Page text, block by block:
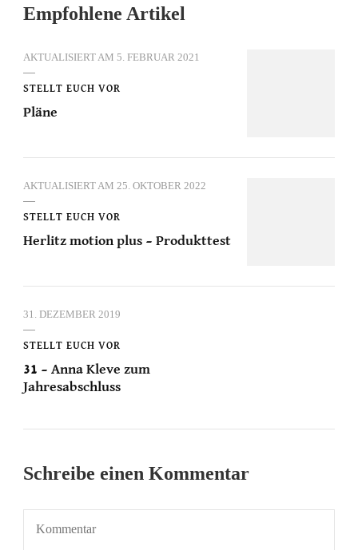
Empfohlene Artikel
AKTUALISIERT AM 5. FEBRUAR 2021
STELLT EUCH VOR
Pläne
AKTUALISIERT AM 25. OKTOBER 2022
STELLT EUCH VOR
Herlitz motion plus – Produkttest
31. DEZEMBER 2019
STELLT EUCH VOR
31 – Anna Kleve zum
Jahresabschluss
Schreibe einen Kommentar